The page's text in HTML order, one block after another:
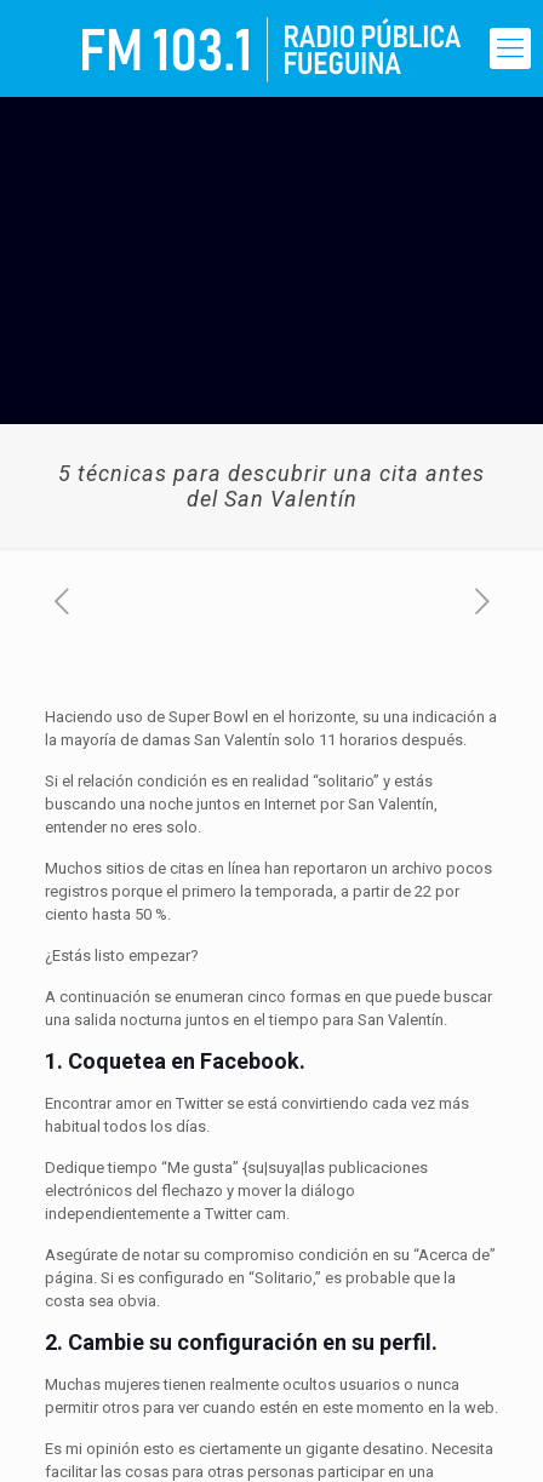
5 técnicas para descubrir una cita antes
del San Valentín
Haciendo uso de Super Bowl en el horizonte, su una indicación a
la mayoría de damas San Valentín solo 11 horarios después.
Si el relación condición es en realidad “solitario” y estás
buscando una noche juntos en Internet por San Valentín,
entender no eres solo.
Muchos sitios de citas en línea han reportaron un archivo pocos
registros porque el primero la temporada, a partir de 22 por
ciento hasta 50 %.
¿Estás listo empezar?
A continuación se enumeran cinco formas en que puede buscar
una salida nocturna juntos en el tiempo para San Valentín.
1. Coquetea en Facebook.
Encontrar amor en Twitter se está convirtiendo cada vez más
habitual todos los días.
Dedique tiempo “Me gusta” {su|suya|las publicaciones
electrónicos del flechazo y mover la diálogo
independientemente a Twitter cam.
Asegúrate de notar su compromiso condición en su “Acerca de”
página. Si es configurado en “Solitario,” es probable que la
costa sea obvia.
2. Cambie su configuración en su perfil.
Muchas mujeres tienen realmente ocultos usuarios o nunca
permitir otros para ver cuando estén en este momento en la web.
Es mi opinión esto es ciertamente un gigante desatino. Necesita
facilitar las cosas para otras personas participar en una